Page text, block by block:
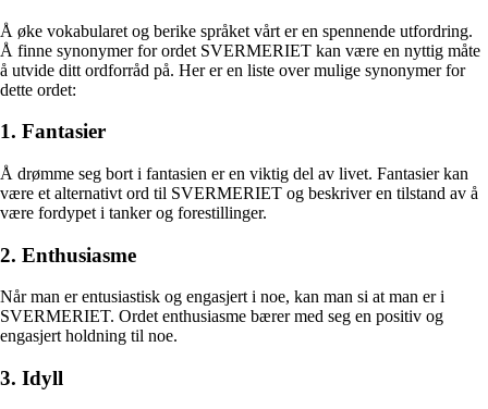
Å øke vokabularet og berike språket vårt er en spennende utfordring.
Å finne synonymer for ordet SVERMERIET kan være en nyttig måte
å utvide ditt ordforråd på. Her er en liste over mulige synonymer for
dette ordet:
1. Fantasier
Å drømme seg bort i fantasien er en viktig del av livet. Fantasier kan
være et alternativt ord til SVERMERIET og beskriver en tilstand av å
være fordypet i tanker og forestillinger.
2. Enthusiasme
Når man er entusiastisk og engasjert i noe, kan man si at man er i
SVERMERIET. Ordet enthusiasme bærer med seg en positiv og
engasjert holdning til noe.
3. Idyll